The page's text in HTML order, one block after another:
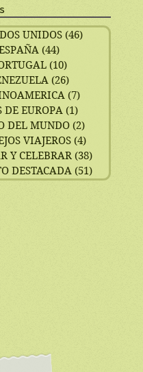
UNIDOS (46) 46 entradas
(44)44 entradas
(10)10 entradas
(26)
(7)7 entradas
DE EUROPA (1)
DEL MUNDO (2)
VIAJEROS (4)
Y CELEBRAR (38)38 entradas
DESTACADA (51)